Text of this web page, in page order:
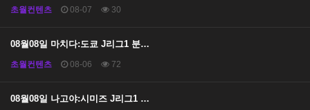
초월컨텐츠 08-07 30
08월08일 마치다:도쿄 J리그1 분…
초월컨텐츠 08-06 72
08월08일 나고야:시미즈 J리그1 …